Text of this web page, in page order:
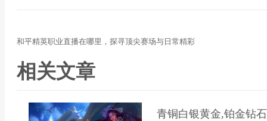
和平精英职业直播在哪里，探寻顶尖赛场与日常精彩
相关文章
青铜白银黄金,铂金钻